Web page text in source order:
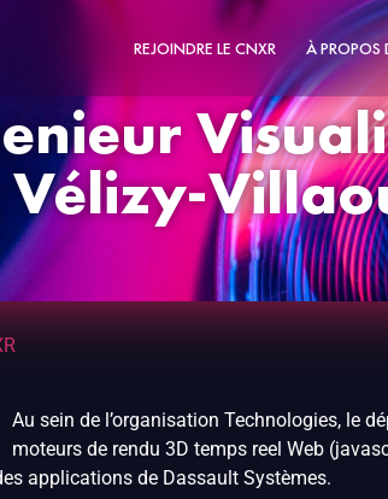
REJOINDRE LE CNXR À PROPOS
Vélizy-
Au sein de l’organisation Technologies, le
moteurs de rendu 3D temps reel Web
applications de Dassault Systèmes.